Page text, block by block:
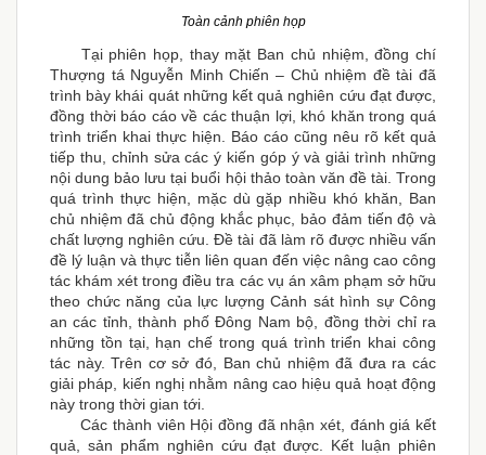
Toàn cảnh phiên họp
Tại phiên họp, thay mặt Ban chủ nhiệm, đồng chí
Thượng tá Nguyễn Minh Chiến – Chủ nhiệm đề tài đã
trình bày khái quát những kết quả nghiên cứu đạt được,
đồng thời báo cáo về các thuận lợi, khó khăn trong quá
trình triển khai thực hiện. Báo cáo cũng nêu rõ kết quả
tiếp thu, chỉnh sửa các ý kiến góp ý và giải trình những
nội dung bảo lưu tại buổi hội thảo toàn văn đề tài. Trong
quá trình thực hiện, mặc dù gặp nhiều khó khăn, Ban
chủ nhiệm đã chủ động khắc phục, bảo đảm tiến độ và
chất lượng nghiên cứu. Đề tài đã làm rõ được nhiều vấn
đề lý luận và thực tiễn liên quan đến việc nâng cao công
tác khám xét trong điều tra các vụ án xâm phạm sở hữu
theo chức năng của lực lượng Cảnh sát hình sự Công
an các tỉnh, thành phố Đông Nam bộ, đồng thời chỉ ra
những tồn tại, hạn chế trong quá trình triển khai công
tác này. Trên cơ sở đó, Ban chủ nhiệm đã đưa ra các
giải pháp, kiến nghị nhằm nâng cao hiệu quả hoạt động
này trong thời gian tới.
Các thành viên Hội đồng đã nhận xét, đánh giá kết
quả, sản phẩm nghiên cứu đạt được. Kết luận phiên